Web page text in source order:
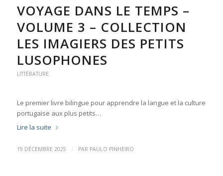
VOYAGE DANS LE TEMPS –
VOLUME 3 – COLLECTION
LES IMAGIERS DES PETITS
LUSOPHONES
LITTÉRATURE
Le premier livre bilingue pour apprendre la langue et la culture
portugaise aux plus petits…
Lire la suite
19 DÉCEMBRE 2025 / PAR PAULO PINHEIRO